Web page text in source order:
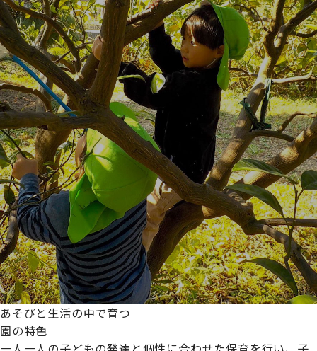
あそびと生活の中で育つ
園の特色